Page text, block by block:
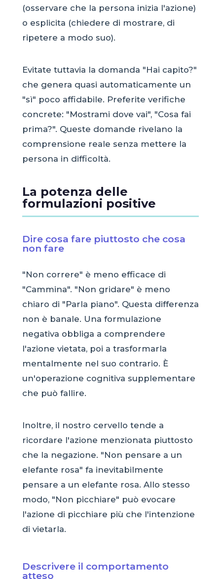
(osservare che la persona inizia l'azione)
o esplicita (chiedere di mostrare, di
ripetere a modo suo).
Evitate tuttavia la domanda "Hai capito?"
che genera quasi automaticamente un
"sì" poco affidabile. Preferite verifiche
concrete: "Mostrami dove vai", "Cosa fai
prima?". Queste domande rivelano la
comprensione reale senza mettere la
persona in difficoltà.
La potenza delle
formulazioni positive
Dire cosa fare piuttosto che cosa
non fare
"Non correre" è meno efficace di
"Cammina". "Non gridare" è meno
chiaro di "Parla piano". Questa differenza
non è banale. Una formulazione
negativa obbliga a comprendere
l'azione vietata, poi a trasformarla
mentalmente nel suo contrario. È
un'operazione cognitiva supplementare
che può fallire.
Inoltre, il nostro cervello tende a
ricordare l'azione menzionata piuttosto
che la negazione. "Non pensare a un
elefante rosa" fa inevitabilmente
pensare a un elefante rosa. Allo stesso
modo, "Non picchiare" può evocare
l'azione di picchiare più che l'intenzione
di vietarla.
Descrivere il comportamento
atteso